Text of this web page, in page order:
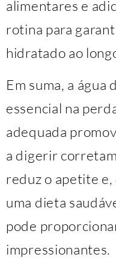
alimentares e
rotina para
hidratado ao
Em suma, a água
essencial na
adequada
a digerir
reduz o apetite
uma dieta
pode
impressionantes.